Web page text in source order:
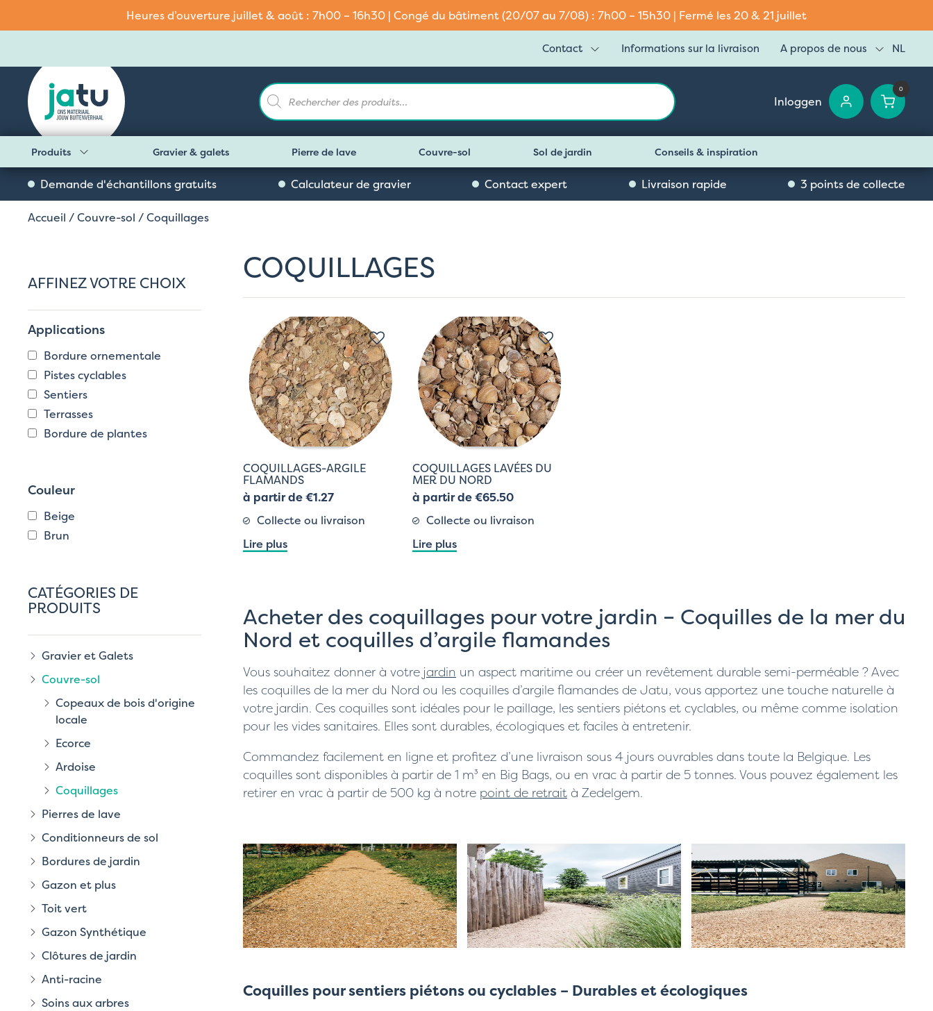
Heures d’ouverture juillet & août : 7h00 – 16h30 | Congé du bâtiment (20/07 au 7/08) : 7h00 – 15h30 | Fermé les 20 & 21 juillet
Contact Informations sur la livraison A propos de nous NL
Recherche
de
produits
Inloggen
0
Produits Gravier & galets Pierre de lave Couvre-sol Sol de jardin Conseils & inspiration
Demande d'échantillons gratuits Calculateur de gravier Contact expert Livraison rapide 3 points de collecte
Accueil /Couvre-sol / Coquillages
COQUILLAGES
COQUILLAGES-ARGILE
FLAMANDS
à partir de €1.27
Collecte ou livraison
Lire plus
COQUILLAGES LAVÉES DU
MER DU NORD
à partir de €65.50
Collecte ou livraison
Lire plus
Acheter des coquillages pour votre jardin – Coquilles de la mer du
Nord et coquilles d’argile flamandes
Vous souhaitez donner à votre jardin un aspect maritime ou créer un revêtement durable semi-perméable ? Avec
les coquilles de la mer du Nord ou les coquilles d’argile flamandes de Jatu, vous apportez une touche naturelle à
votre jardin. Ces coquilles sont idéales pour le paillage, les sentiers piétons et cyclables, ou même comme isolation
pour les vides sanitaires. Elles sont durables, écologiques et faciles à entretenir.
Commandez facilement en ligne et profitez d’une livraison sous 4 jours ouvrables dans toute la Belgique. Les
coquilles sont disponibles à partir de 1 m³ en Big Bags, ou en vrac à partir de 5 tonnes. Vous pouvez également les
retirer en vrac à partir de 500 kg à notre point de retrait à Zedelgem.
Coquilles pour sentiers piétons ou cyclables – Durables et écologiques
AFFINEZ VOTRE CHOIX
Applications
Bordure ornementale
Pistes cyclables
Sentiers
Terrasses
Bordure de plantes
Couleur
Beige
Brun
CATÉGORIES DE
PRODUITS
Gravier et Galets
Couvre-sol
Copeaux de bois d'origine
locale
Ecorce
Ardoise
Coquillages
Pierres de lave
Conditionneurs de sol
Bordures de jardin
Gazon et plus
Toit vert
Gazon Synthétique
Clôtures de jardin
Anti-racine
Soins aux arbres